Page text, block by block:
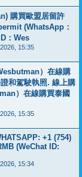
購買歐盟居留許
(WhatsApp：
：Wes
15:35
）在線購
和駕駛執照. 線上購
）在線購買泰國
15:35
+1 (754)
(WeChat ID:
15:34